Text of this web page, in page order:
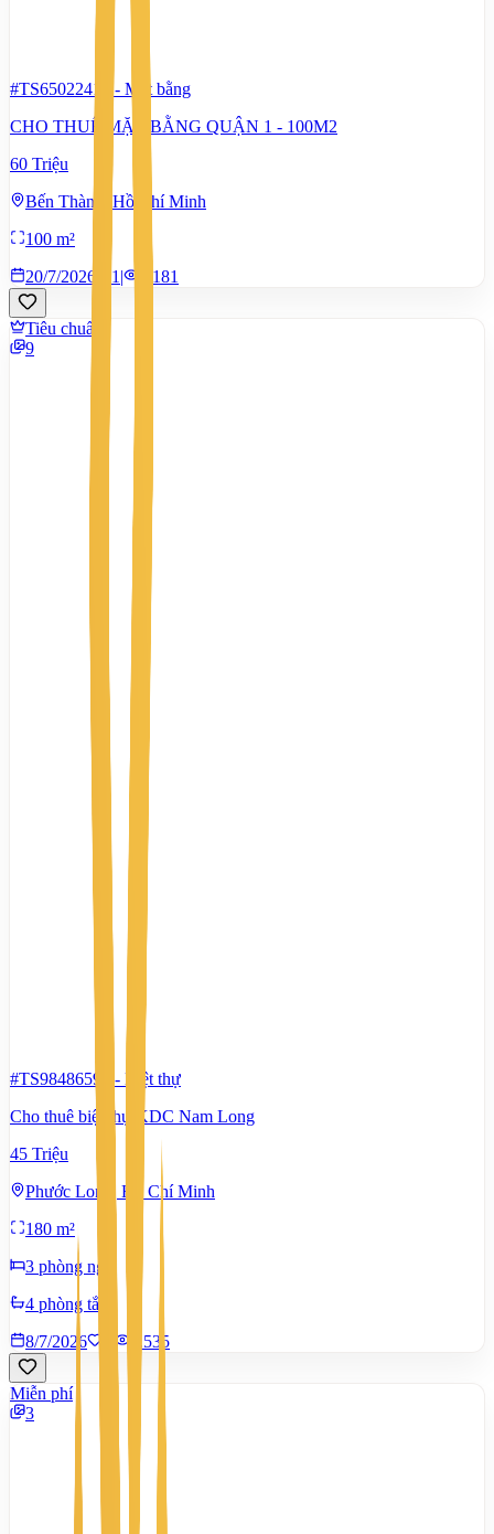
#TS65022416 - Mặt bằng
CHO THUÊ MẶT BẰNG QUẬN 1 - 100M2
60 Triệu
Bến Thành, Hồ Chí Minh
100 m²
20/7/2026
1 | 1.181
Tiêu chuẩn
9
#TS98486592 - Biệt thự
Cho thuê biệt thự KDC Nam Long
45 Triệu
Phước Long, Hồ Chí Minh
180 m²
3 phòng ngủ
4 phòng tắm
8/7/2026
1.535
Miễn phí
3